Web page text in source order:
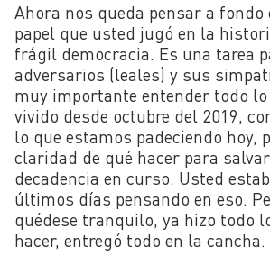
Ahora nos queda pensar a fondo
papel que usted jugó en la
frágil democracia. Es una tarea
adversarios (leales) y sus
muy importante entender todo lo
vivido desde octubre del 2019,
lo que estamos padeciendo hoy,
claridad de qué hacer para
decadencia en curso. Usted
últimos días pensando en eso.
quédese tranquilo, ya hizo todo
hacer, entregó todo en la cancha.